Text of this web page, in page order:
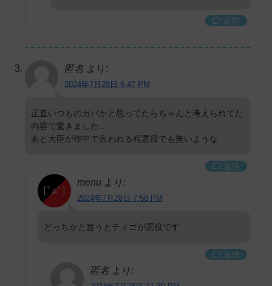
返信
匿名 より:
2024年7月28日 6:47 PM
正直いつものガバかと思ってたらちゃんと考えられてた
内容で驚きました…
あと大臣が作中で言われる程悪役でも無いような
返信
menu より:
2024年7月28日 7:58 PM
どっちかと言うとティゴが悪役です
返信
匿名 より: